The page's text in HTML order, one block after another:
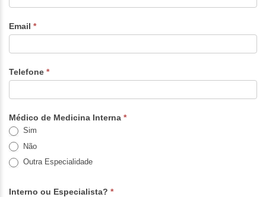
-
de
Doente
com
DPOC
Email *
Telefone *
Médico de Medicina Interna *
Sim
Não
Outra Especialidade
Interno ou Especialista? *